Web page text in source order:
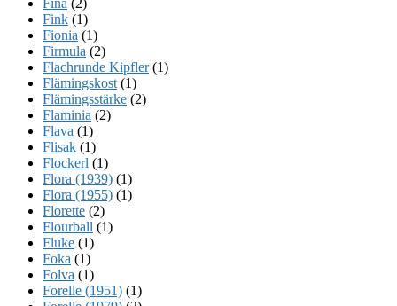
Fink (1)
Fionia (1)
Firmula (2)
Flachrunde Kipfler(1)
Flämingskost (1)
Flämingsstärke (2)
Flaminia (2)
Flava (1)
Flisak (1)
Flockerl (1)
Flora (1939) (1)
Flora (1955) (1)
Florette (2)
Flourball (1)
Fluke (1)
Foka (1)
Folva (1)
Forelle (1951) (1)